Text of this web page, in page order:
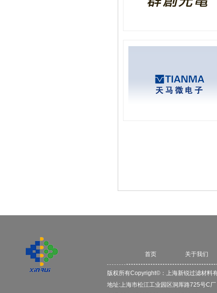
首页 关于我们
版权所有Copyright©： 上海新锐过滤材料
地址:上海市松江工业园区洞厍路725号C厂